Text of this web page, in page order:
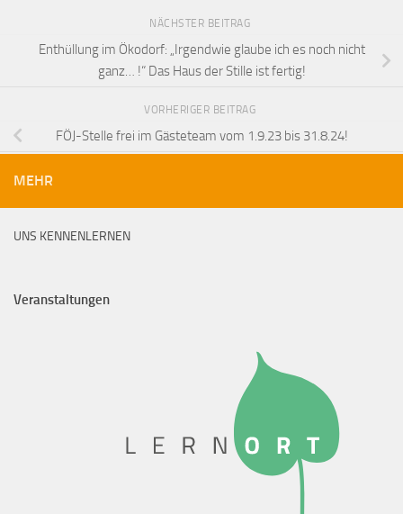
NÄCHSTER BEITRAG
Enthüllung im Ökodorf: „Irgendwie glaube ich es noch nicht
ganz… !“ Das Haus der Stille ist fertig!
VORHERIGER BEITRAG
FÖJ-Stelle frei im Gästeteam vom 1.9.23 bis 31.8.24!
MEHR
UNS KENNENLERNEN
Veranstaltungen